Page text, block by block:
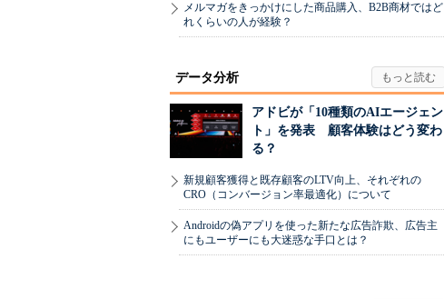
メルマガをきっかけにした商品購入、B2B商材ではど
れくらいの人が経験？
データ分析
アドビが「10種類のAIエージェン
ト」を発表 顧客体験はどう変わ
る？
新規顧客獲得と既存顧客のLTV向上、それぞれの
CRO（コンバージョン率最適化）について
Androidの偽アプリを使った新たな広告詐欺、広告主
にもユーザーにも大迷惑な手口とは？